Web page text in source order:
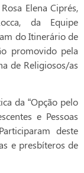
Elena Ciprés,
da Equipe
do Itinerário de
promovido pela
de Religiosos/as
da “Opção pelo
e Pessoas
deste
e presbíteros de